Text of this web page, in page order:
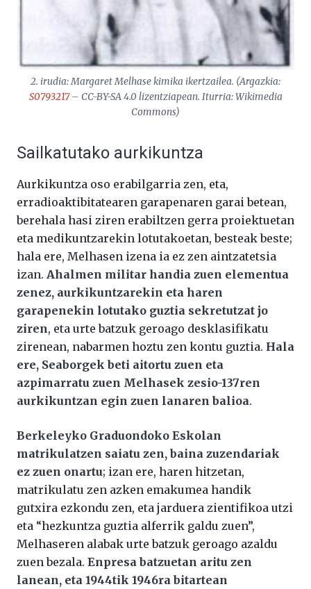
2. irudia: Margaret Melhase kimika ikertzailea. (Argazkia:
S0793217– CC-BY-SA 4.0 lizentziapean. Iturria: Wikimedia
Commons)
Sailkatutako aurkikuntza
Aurkikuntza oso erabilgarria zen, eta,
erradioaktibitatearen garapenaren garai betean,
berehala hasi ziren erabiltzen gerra proiektuetan
eta medikuntzarekin lotutakoetan, besteak beste;
hala ere, Melhasen izena ia ez zen aintzatetsia
izan. Ahalmen militar handia zuen elementua
zenez, aurkikuntzarekin eta haren
garapenekin lotutako guztia sekretutzat jo
ziren, eta urte batzuk geroago desklasifikatu
zirenean, nabarmen hoztu zen kontu guztia. Hala
ere, Seaborgek beti aitortu zuen eta
azpimarratu zuen Melhasek zesio-137ren
aurkikuntzan egin zuen lanaren balioa.
Berkeleyko Graduondoko Eskolan
matrikulatzen saiatu zen, baina zuzendariak
ez zuen onartu; izan ere, haren hitzetan,
matrikulatu zen azken emakumea handik
gutxira ezkondu zen, eta jarduera zientifikoa utzi
eta “hezkuntza guztia alferrik galdu zuen”,
Melhaseren alabak urte batzuk geroago azaldu
zuen bezala. Enpresa batzuetan aritu zen
lanean, eta 1944tik 1946ra bitartean